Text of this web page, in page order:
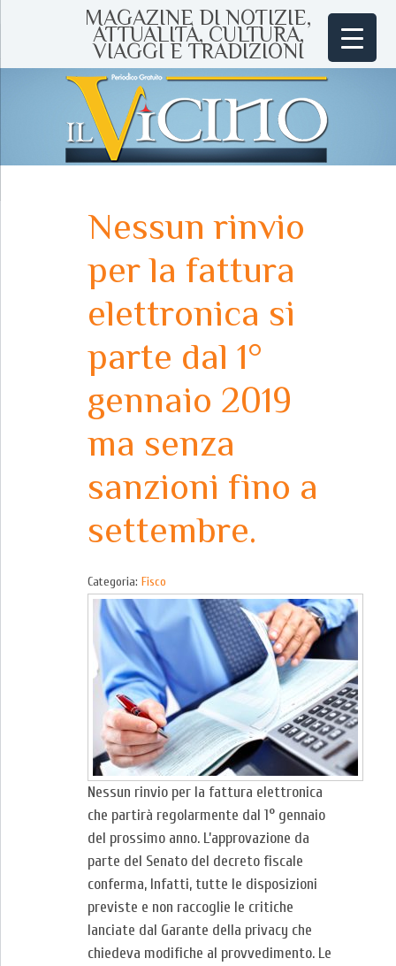
MAGAZINE DI NOTIZIE,
ATTUALITÀ, CULTURA,
VIAGGI E TRADIZIONI
Nessun rinvio
per la fattura
elettronica si
parte dal 1°
gennaio 2019
ma senza
sanzioni fino a
settembre.
Categoria: Fisco
Nessun rinvio per la fattura elettronica
che partirà regolarmente dal 1° gennaio
del prossimo anno. L’approvazione da
parte del Senato del decreto fiscale
conferma, Infatti, tutte le disposizioni
previste e non raccoglie le critiche
lanciate dal Garante della privacy che
chiedeva modifiche al provvedimento. Le